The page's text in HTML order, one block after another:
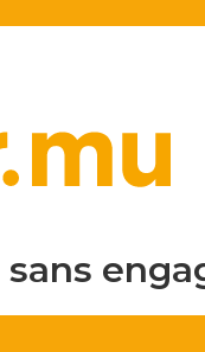
en ligne
sans